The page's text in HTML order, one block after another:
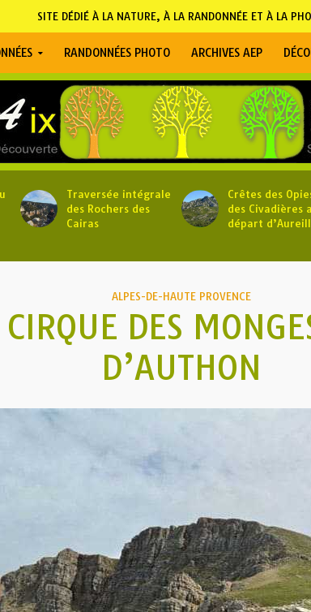
SITE DÉDIÉ À LA NATURE, À LA RANDONNÉE ET À LA
RANDONNÉES PHOTO ARCHIVES AEP
Traversée intégrale
des Rochers des
Cairas
Crêtes des
des Civadières
départ
ALPES-DE-HAUTE PROVENCE
DES
D’AUTHON